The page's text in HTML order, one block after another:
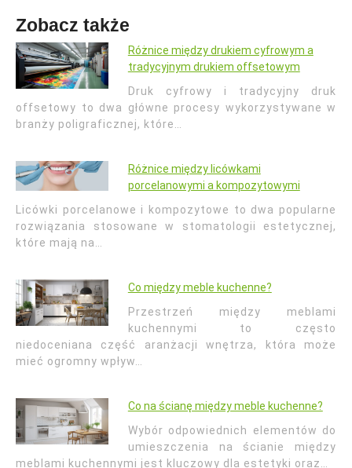
Zobacz także
Różnice między drukiem cyfrowym a
tradycyjnym drukiem offsetowym
Druk cyfrowy i tradycyjny druk
offsetowy to dwa główne procesy wykorzystywane w
branży poligraficznej, które…
Różnice między licówkami
porcelanowymi a kompozytowymi
Licówki porcelanowe i kompozytowe to dwa popularne
rozwiązania stosowane w stomatologii estetycznej,
które mają na…
Co między meble kuchenne?
Przestrzeń między meblami
kuchennymi to często
niedoceniana część aranżacji wnętrza, która może
mieć ogromny wpływ…
Co na ścianę między meble kuchenne?
Wybór odpowiednich elementów do
umieszczenia na ścianie między
meblami kuchennymi jest kluczowy dla estetyki oraz…